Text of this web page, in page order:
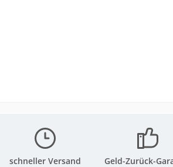
schneller Versand Geld-Zurück-